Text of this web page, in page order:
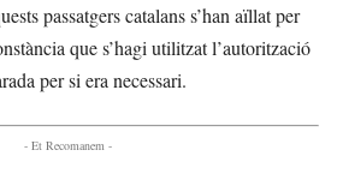
passatgers catalans s’han aïllat per
que s’hagi utilitzat l’autorització
per si era necessari.
- Et Recomanem -